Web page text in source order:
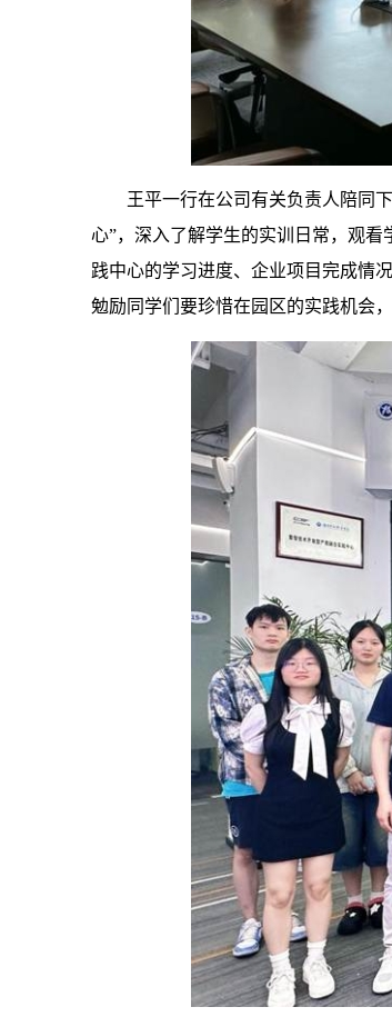
王平一行在公司有关负责人陪同
心”，深入了解学生的实训日常，观
践中心的学习进度、企业项目完成情
勉励同学们要珍惜在园区的实践机会